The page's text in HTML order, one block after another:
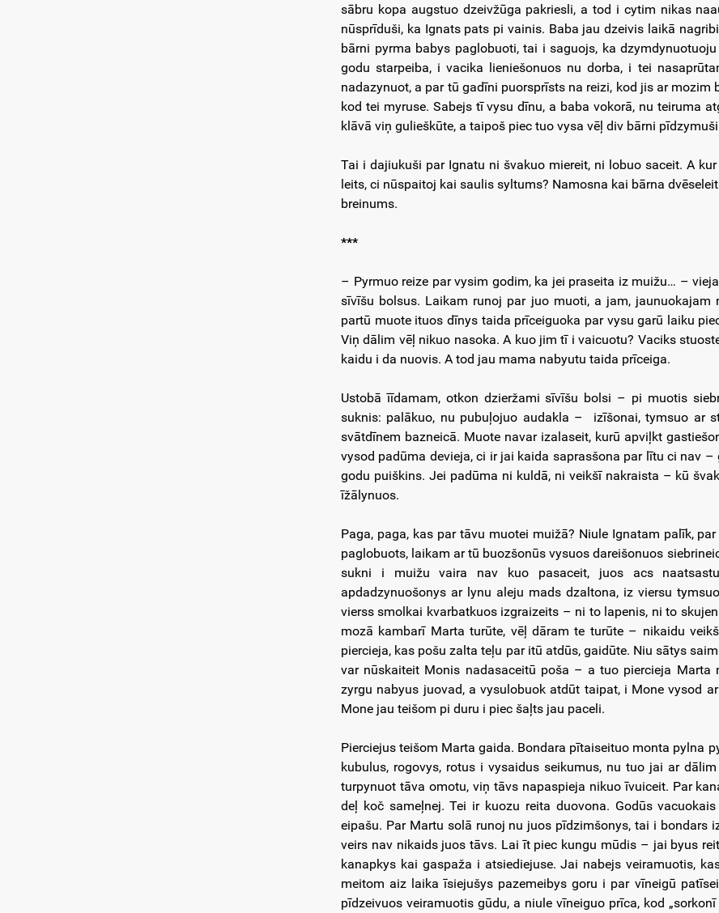
sābru kopa augstuo dzeivžūga pakriesli, a tod i cytim nikas
nūsprīduši, ka Ignats pats pi vainis. Baba jau dzeivis laikā
bārni pyrma babys paglobuoti, tai i saguojs, ka
godu starpeiba, i vacika lieniešonuos nu dorba, i tei
nadazynuot, a par tū gadīni puorsprīsts na reizi, kod jis ar
kod tei myruse. Sabejs tī vysu dīnu, a baba vokorā, nu teiruma
klāvā viņ gulieškūte, a taipoš piec tuo vysa vēļ div bārni
Tai i dajiukuši par Ignatu ni švakuo miereit, ni lobuo saceit. A
leits, ci nūspaitoj kai saulis syltums? Namosna kai bārna
breinums.
***
– Pyrmuo reize par vysim godim, ka jei praseita iz muižu… –
sīvīšu bolsus. Laikam runoj par juo muoti, a jam, jaunuokajam
partū muote ituos dīnys taida prīceiguoka par vysu garū laiku
Viņ dālim vēļ nikuo nasoka. A kuo jim tī i vaicuotu? Vaciks
kaidu i da nuovis. A tod jau mama nabyutu taida prīceiga.
Ustobā īīdamam, otkon dzieržami sīvīšu bolsi – pi muotis
suknis: palākuo, nu pubuļojuo audakla – izīšonai, tymsuo ar
svātdīnem bazneicā. Muote navar izalaseit, kurū apviļkt
vysod padūma devieja, ci ir jai kaida saprasšona par lītu ci nav
godu puiškins. Jei padūma ni kuldā, ni veikšī nakraista – kū
īžālynuos.
Paga, paga, kas par tāvu muotei muižā? Niule Ignatam palīk,
paglobuots, laikam ar tū buozšonūs vysuos dareišonuos
sukni i muižu vaira nav kuo pasaceit, juos acs
apdadzynuošonys ar lynu aleju mads dzaltona, iz viersu
vierss smolkai kvarbatkuos izgraizeits – ni to lapenis, ni to
mozā kambarī Marta turūte, vēļ dāram te turūte – nikaidu
piercieja, kas pošu zalta teļu par itū atdūs, gaidūte. Niu sātys
var nūskaiteit Monis nadasaceitū poša – a tuo piercieja Marta
zyrgu nabyus juovad, a vysulobuok atdūt taipat, i Mone vysod
Mone jau teišom pi duru i piec šaļts jau paceli.
Pierciejus teišom Marta gaida. Bondara pītaiseituo monta pylna
kubulus, rogovys, rotus i vysaidus seikumus, nu tuo jai ar
turpynuot tāva omotu, viņ tāvs napaspieja nikuo īvuiceit. Par
deļ koč sameļnej. Tei ir kuozu reita duovona. Godūs
eipašu. Par Martu solā runoj nu juos pīdzimšonys, tai i bondars
veirs nav nikaids juos tāvs. Lai īt piec kungu mūdis – jai byus
kanapkys kai gaspaža i atsiediejuse. Jai nabejs veiramuotis,
meitom aiz laika īsiejušys pazemeibys goru i par vīneigū
pīdzeivuos veiramuotis gūdu, a niule vīneiguo prīca, kod